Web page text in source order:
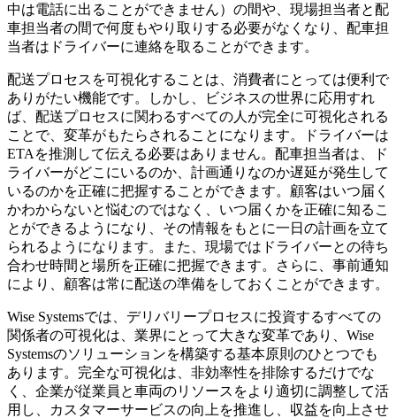
中は電話に出ることができません）の間や、現場担当者と配
車担当者の間で何度もやり取りする必要がなくなり、配車担
当者はドライバーに連絡を取ることができます。
配送プロセスを可視化することは、消費者にとっては便利で
ありがたい機能です。しかし、ビジネスの世界に応用すれ
ば、配送プロセスに関わるすべての人が完全に可視化される
ことで、変革がもたらされることになります。ドライバーは
ETAを推測して伝える必要はありません。配車担当者は、ド
ライバーがどこにいるのか、計画通りなのか遅延が発生して
いるのかを正確に把握することができます。顧客はいつ届く
かわからないと悩むのではなく、いつ届くかを正確に知るこ
とができるようになり、その情報をもとに一日の計画を立て
られるようになります。また、現場ではドライバーとの待ち
合わせ時間と場所を正確に把握できます。さらに、事前通知
により、顧客は常に配送の準備をしておくことができます。
Wise Systemsでは、デリバリープロセスに投資するすべての
関係者の可視化は、業界にとって大きな変革であり、Wise
Systemsのソリューションを構築する基本原則のひとつでも
あります。完全な可視化は、非効率性を排除するだけでな
く、企業が従業員と車両のリソースをより適切に調整して活
用し、カスタマーサービスの向上を推進し、収益を向上させ